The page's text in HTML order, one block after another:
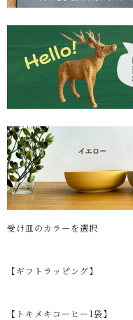
受け皿のカラーを選択
【ギフトラッピング】
【トキメキコーヒー1袋】